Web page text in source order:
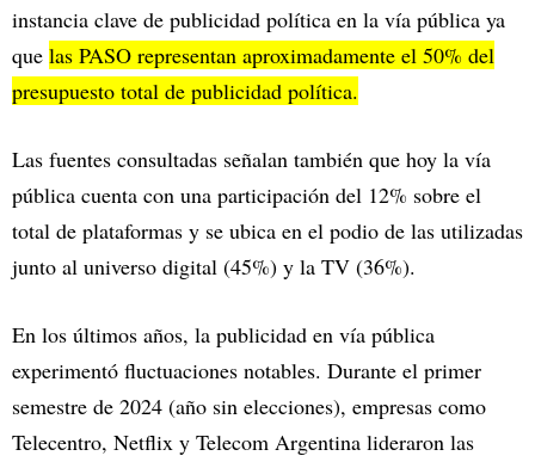
instancia clave de publicidad política en la vía pública ya
que las PASO representan aproximadamente el 50% del
presupuesto total de publicidad política.
Las fuentes consultadas señalan también que hoy la vía
pública cuenta con una participación del 12% sobre el
total de plataformas y se ubica en el podio de las utilizadas
junto al universo digital (45%) y la TV (36%).
En los últimos años, la publicidad en vía pública
experimentó fluctuaciones notables. Durante el primer
semestre de 2024 (año sin elecciones), empresas como
Telecentro, Netflix y Telecom Argentina lideraron las